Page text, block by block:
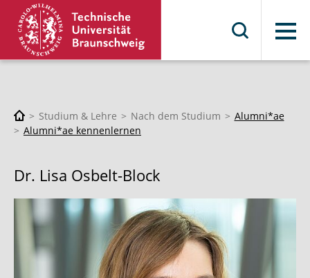
Menü
Studium & Lehre Nach dem Studium
Alumni*ae
Alumni*ae kennenlernen
Dr. Lisa Osbelt-Block